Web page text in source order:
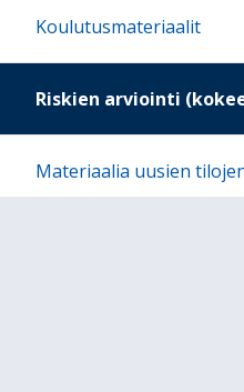
Koulutusmateriaalit
Riskien arviointi
Materiaalia uusien